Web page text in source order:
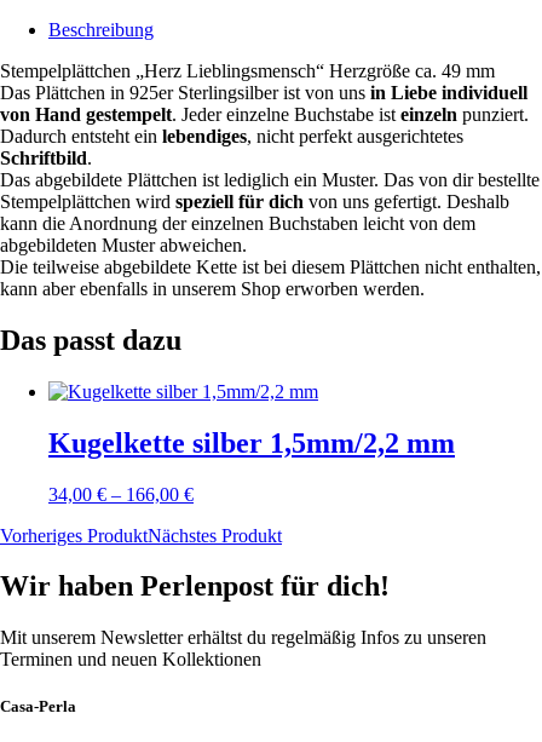
Beschreibung
Stempelplättchen „Herz Lieblingsmensch“ Herzgröße ca. 49 mm
Das Plättchen in 925er Sterlingsilber ist von uns in Liebe individuell
von Hand gestempelt. Jeder einzelne Buchstabe ist einzeln punziert.
Dadurch entsteht ein lebendiges, nicht perfekt ausgerichtetes
Schriftbild.
Das abgebildete Plättchen ist lediglich ein Muster. Das von dir bestellte
Stempelplättchen wird speziell für dich von uns gefertigt. Deshalb
kann die Anordnung der einzelnen Buchstaben leicht von dem
abgebildeten Muster abweichen.
Die teilweise abgebildete Kette ist bei diesem Plättchen nicht enthalten,
kann aber ebenfalls in unserem Shop erworben werden.
Das passt dazu
Kugelkette silber 1,5mm/2,2 mm
34,00 € – 166,00 €
Vorheriges ProduktNächstes Produkt
Wir haben Perlenpost für dich!
Mit unserem Newsletter erhältst du regelmäßig Infos zu unseren
Terminen und neuen Kollektionen
Casa-Perla